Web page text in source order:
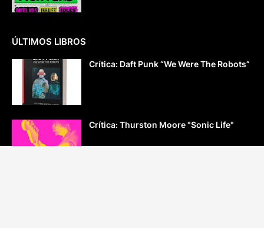
ÚLTIMOS LIBROS
Crítica: Daft Punk “We Were The Robots”
Crítica: Thurston Moore "Sonic Life"